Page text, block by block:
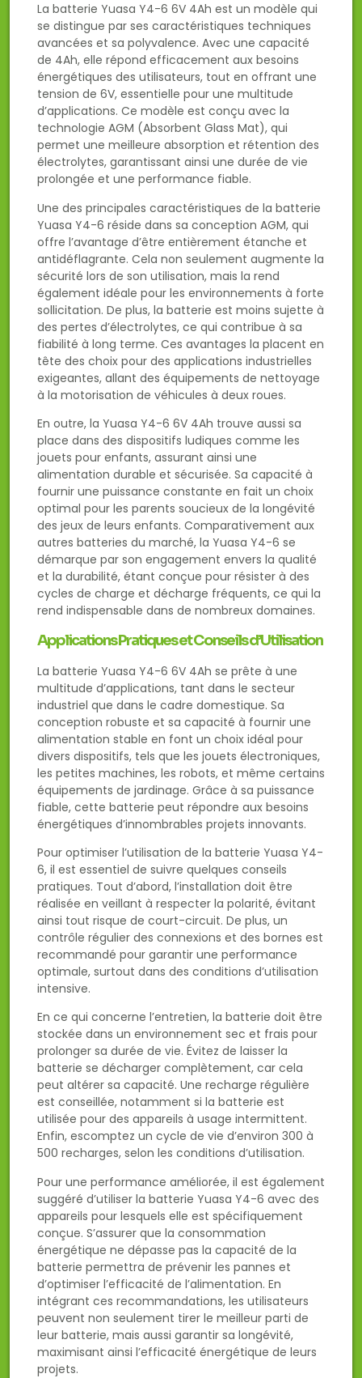
La batterie Yuasa Y4-6 6V 4Ah est un modèle qui
se distingue par ses caractéristiques techniques
avancées et sa polyvalence. Avec une capacité
de 4Ah, elle répond efficacement aux besoins
énergétiques des utilisateurs, tout en offrant une
tension de 6V, essentielle pour une multitude
d’applications. Ce modèle est conçu avec la
technologie AGM (Absorbent Glass Mat), qui
permet une meilleure absorption et rétention des
électrolytes, garantissant ainsi une durée de vie
prolongée et une performance fiable.
Une des principales caractéristiques de la batterie
Yuasa Y4-6 réside dans sa conception AGM, qui
offre l’avantage d’être entièrement étanche et
antidéflagrante. Cela non seulement augmente la
sécurité lors de son utilisation, mais la rend
également idéale pour les environnements à forte
sollicitation. De plus, la batterie est moins sujette à
des pertes d’électrolytes, ce qui contribue à sa
fiabilité à long terme. Ces avantages la placent en
tête des choix pour des applications industrielles
exigeantes, allant des équipements de nettoyage
à la motorisation de véhicules à deux roues.
En outre, la Yuasa Y4-6 6V 4Ah trouve aussi sa
place dans des dispositifs ludiques comme les
jouets pour enfants, assurant ainsi une
alimentation durable et sécurisée. Sa capacité à
fournir une puissance constante en fait un choix
optimal pour les parents soucieux de la longévité
des jeux de leurs enfants. Comparativement aux
autres batteries du marché, la Yuasa Y4-6 se
démarque par son engagement envers la qualité
et la durabilité, étant conçue pour résister à des
cycles de charge et décharge fréquents, ce qui la
rend indispensable dans de nombreux domaines.
Applications Pratiques et Conseils d’Utilisation
La batterie Yuasa Y4-6 6V 4Ah se prête à une
multitude d’applications, tant dans le secteur
industriel que dans le cadre domestique. Sa
conception robuste et sa capacité à fournir une
alimentation stable en font un choix idéal pour
divers dispositifs, tels que les jouets électroniques,
les petites machines, les robots, et même certains
équipements de jardinage. Grâce à sa puissance
fiable, cette batterie peut répondre aux besoins
énergétiques d’innombrables projets innovants.
Pour optimiser l’utilisation de la batterie Yuasa Y4-
6, il est essentiel de suivre quelques conseils
pratiques. Tout d’abord, l’installation doit être
réalisée en veillant à respecter la polarité, évitant
ainsi tout risque de court-circuit. De plus, un
contrôle régulier des connexions et des bornes est
recommandé pour garantir une performance
optimale, surtout dans des conditions d’utilisation
intensive.
En ce qui concerne l’entretien, la batterie doit être
stockée dans un environnement sec et frais pour
prolonger sa durée de vie. Évitez de laisser la
batterie se décharger complètement, car cela
peut altérer sa capacité. Une recharge régulière
est conseillée, notamment si la batterie est
utilisée pour des appareils à usage intermittent.
Enfin, escomptez un cycle de vie d’environ 300 à
500 recharges, selon les conditions d’utilisation.
Pour une performance améliorée, il est également
suggéré d’utiliser la batterie Yuasa Y4-6 avec des
appareils pour lesquels elle est spécifiquement
conçue. S’assurer que la consommation
énergétique ne dépasse pas la capacité de la
batterie permettra de prévenir les pannes et
d’optimiser l’efficacité de l’alimentation. En
intégrant ces recommandations, les utilisateurs
peuvent non seulement tirer le meilleur parti de
leur batterie, mais aussi garantir sa longévité,
maximisant ainsi l’efficacité énergétique de leurs
projets.